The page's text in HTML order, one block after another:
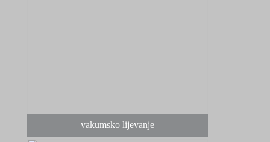
vakumsko lijevanje